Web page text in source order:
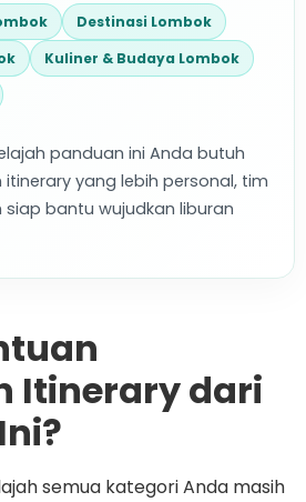
Destinasi Lombok
Kuliner & Budaya Lombok
panduan ini Anda butuh
yang lebih personal, tim
siap bantu wujudkan liburan
Itinerary dari
semua kategori Anda masih